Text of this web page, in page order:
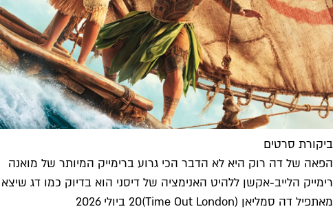
ביקורת סרטים
הפאה של דה רוק היא לא הדבר הכי גרוע ברימייק המיותר של מואנה
רימייק הלייב-אקשן ללהיט האנימציה של דיסני הוא בדיוק כמו דג
מאתפיל דה סמליאן (Time Out London) 20 ביולי 2026